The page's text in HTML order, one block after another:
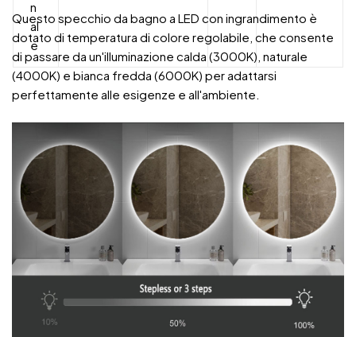
n
al
e
Questo specchio da bagno a LED con ingrandimento è
dotato di temperatura di colore regolabile, che consente
di passare da un'illuminazione calda (3000K), naturale
(4000K) e bianca fredda (6000K) per adattarsi
perfettamente alle esigenze e all'ambiente.